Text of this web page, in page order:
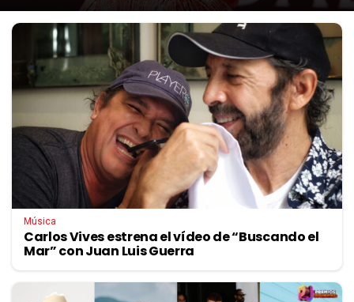
Música
Carlos Vives estrena el vídeo de “Buscando el
Mar” con Juan Luis Guerra